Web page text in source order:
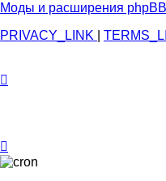
Моды и расширения phpBB
PRIVACY_LINK